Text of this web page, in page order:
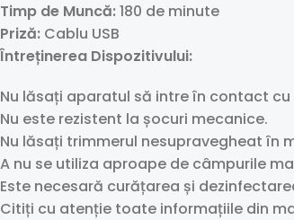
Timp de Muncă:180 de minute
Priză: Cablu USB
Întreținerea Dispozitivului:
Nu lăsați aparatul să intre în contact cu
Nu este rezistent la șocuri mecanice.
Nu lăsați trimmerul nesupravegheat în
A nu se utiliza aproape de câmpurile
Este necesară curățarea și
Citiți cu atenție toate informațiile din